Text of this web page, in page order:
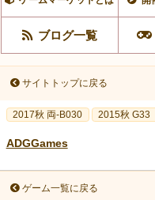
ブログ一覧
サイトトップに戻る
2017秋 両-B030 2015秋 G33
ADGGames
ゲーム一覧に戻る